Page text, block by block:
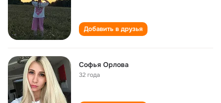
Добавить в друзья
Софья Орлова
32 года